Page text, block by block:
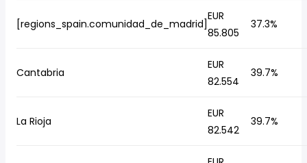
[regions_spain.comunidad_de_madrid]
EUR
85.805
37.3%
Cantabria
EUR
82.554
39.7%
La Rioja
EUR
82.542
39.7%